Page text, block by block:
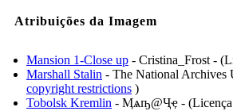
Atribuições da Imagem
Mansion 1-Close up - Cristina_Frost -
Marshall Stalin - The National Archives
copyright restrictions )
Tobolsk Kremlin - Ӎѧҧ@Ҷҿ - (Licença